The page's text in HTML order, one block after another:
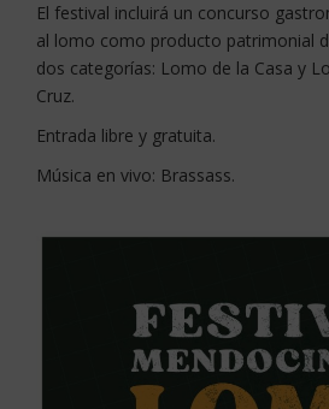
El festival incluirá un concurso
al lomo como producto patrimonial
dos categorías: Lomo de la Casa y
Cruz.
Entrada libre y gratuita.
Música en vivo: Brassass.